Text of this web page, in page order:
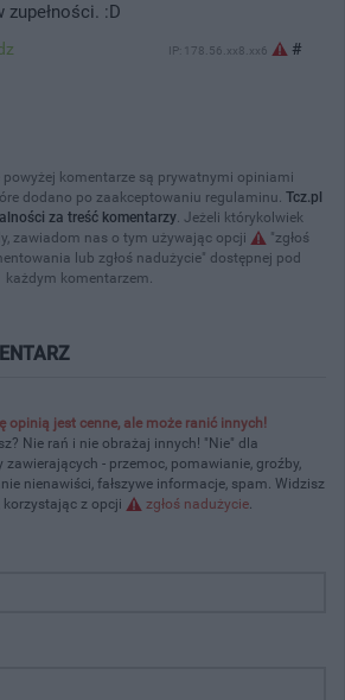
zupełności. :D
IP: 178.56.xx8.xx6 #
powyżej komentarze są prywatnymi opiniami
dodano po zaakceptowaniu regulaminu. Tcz.pl
za treść komentarzy. Jeżeli którykolwiek
zawiadom nas o tym używając opcji
"zgłoś
lub zgłoś nadużycie" dostępnej pod
każdym komentarzem.
opinią jest cenne, ale może ranić innych!
Nie rań i nie obrażaj innych! "Nie" dla
zawierających - przemoc, pomawianie, groźby,
nienawiści, fałszywe informacje, spam. Widzisz
korzystając z opcji
zgłoś nadużycie.